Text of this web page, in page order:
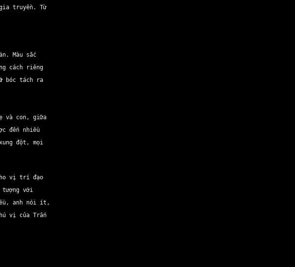
gia truyền. Từ
Màu sắc
cách riêng
bóc tách ra
và con, giữa
đến nhiều
đột, mọi
vị trí đạo
tượng với
anh nói ít,
vị của Trấn